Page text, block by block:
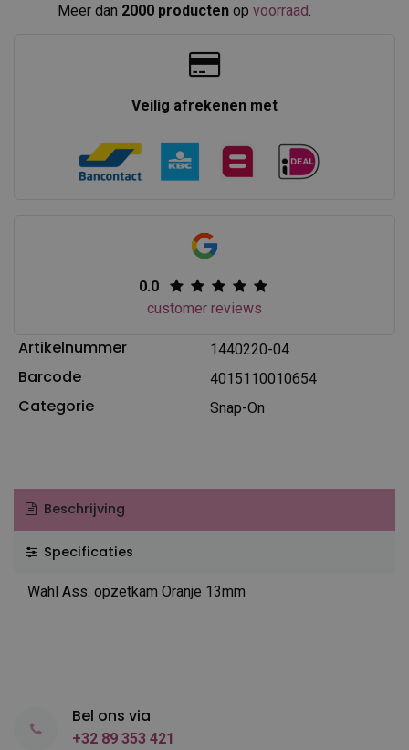
Meer dan 2000 producten op voorraad
Veilig afrekenen met
0.0
customer reviews
Artikelnummer 1440220-04
Barcode 4015110010654
Categorie Snap-On
Beschrijving
Specificaties
Wahl Ass. opzetkam Oranje 13mm
Bel ons via
+32 89 353 421